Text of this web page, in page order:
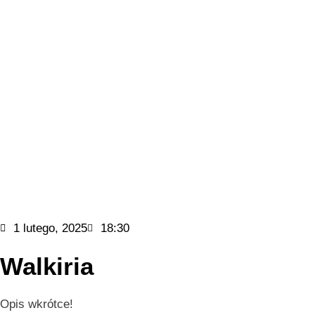
1 lutego, 2025 18:30
Walkiria
Opis wkrótce!